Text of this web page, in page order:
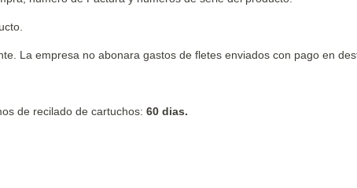
La empresa no abonara gastos de fletes enviados con pago en
de recilado de cartuchos: 60 dias.